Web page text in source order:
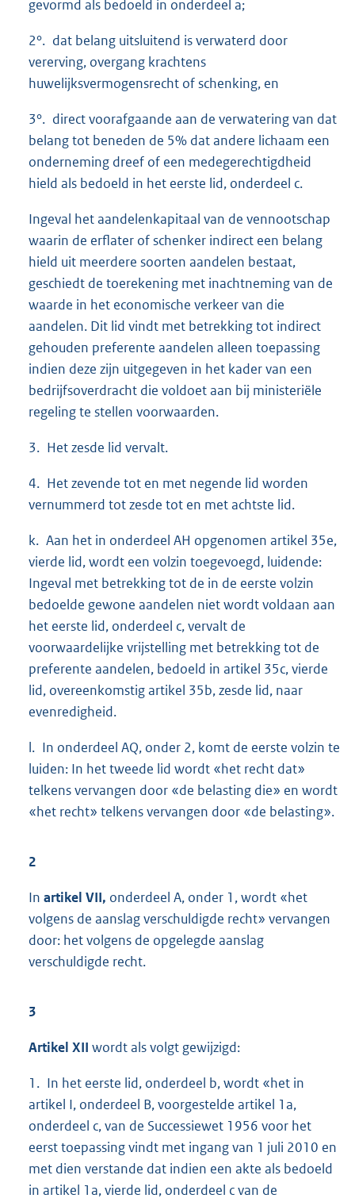
gevormd als bedoeld in onderdeel a;
2°. dat belang uitsluitend is verwaterd door
vererving, overgang krachtens
huwelijksvermogensrecht of schenking, en
3°. direct voorafgaande aan de verwatering van dat
belang tot beneden de 5% dat andere lichaam een
onderneming dreef of een medegerechtigdheid
hield als bedoeld in het eerste lid, onderdeel c.
Ingeval het aandelenkapitaal van de vennootschap
waarin de erflater of schenker indirect een belang
hield uit meerdere soorten aandelen bestaat,
geschiedt de toerekening met inachtneming van de
waarde in het economische verkeer van die
aandelen. Dit lid vindt met betrekking tot indirect
gehouden preferente aandelen alleen toepassing
indien deze zijn uitgegeven in het kader van een
bedrijfsoverdracht die voldoet aan bij ministeriële
regeling te stellen voorwaarden.
3. Het zesde lid vervalt.
4. Het zevende tot en met negende lid worden
vernummerd tot zesde tot en met achtste lid.
k. Aan het in onderdeel AH opgenomen artikel 35e,
vierde lid, wordt een volzin toegevoegd, luidende:
Ingeval met betrekking tot de in de eerste volzin
bedoelde gewone aandelen niet wordt voldaan aan
het eerste lid, onderdeel c, vervalt de
voorwaardelijke vrijstelling met betrekking tot de
preferente aandelen, bedoeld in artikel 35c, vierde
lid, overeenkomstig artikel 35b, zesde lid, naar
evenredigheid.
l. In onderdeel AQ, onder 2, komt de eerste volzin te
luiden: In het tweede lid wordt «het recht dat»
telkens vervangen door «de belasting die» en wordt
«het recht» telkens vervangen door «de belasting».
2
In artikel VII, onderdeel A, onder 1, wordt «het
volgens de aanslag verschuldigde recht» vervangen
door: het volgens de opgelegde aanslag
verschuldigde recht.
3
Artikel XII wordt als volgt gewijzigd:
1. In het eerste lid, onderdeel b, wordt «het in
artikel I, onderdeel B, voorgestelde artikel 1a,
onderdeel c, van de Successiewet 1956 voor het
eerst toepassing vindt met ingang van 1 juli 2010 en
met dien verstande dat indien een akte als bedoeld
in artikel 1a, vierde lid, onderdeel c van de